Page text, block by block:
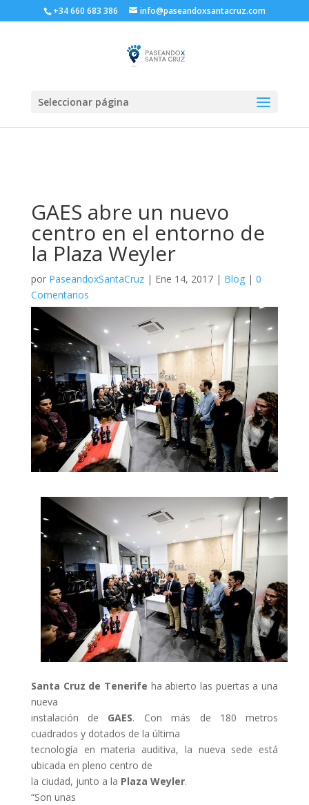
+34 660 683 386 info@paseandoxsantacruz.com
Seleccionar página
GAES abre un nuevo
centro en el entorno de
la Plaza Weyler
por PaseandoxSantaCruz| Ene 14, 2017| Blog| 0
Comentarios
Santa Cruz de Tenerife ha abierto las puertas a una
nueva
instalación de GAES. Con más de 180 metros
cuadrados y dotados de la última
tecnología en materia auditiva, la nueva sede está
ubicada en pleno centro de
la ciudad, junto a la Plaza Weyler.
“Son unas